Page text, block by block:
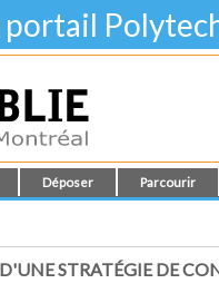
portail
Déposer Parcourir
STRATÉGIE DE